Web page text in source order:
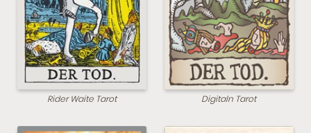
Rider Waite Tarot Digitaln Tarot